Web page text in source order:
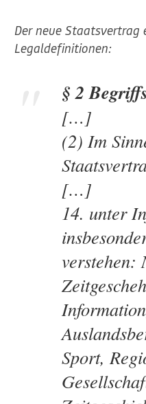
Der neue Staatsvertrag
Legaldefinitionen:
§ 2
[…]
(2) Im
[…]
14. unter
verstehen:
Sport,